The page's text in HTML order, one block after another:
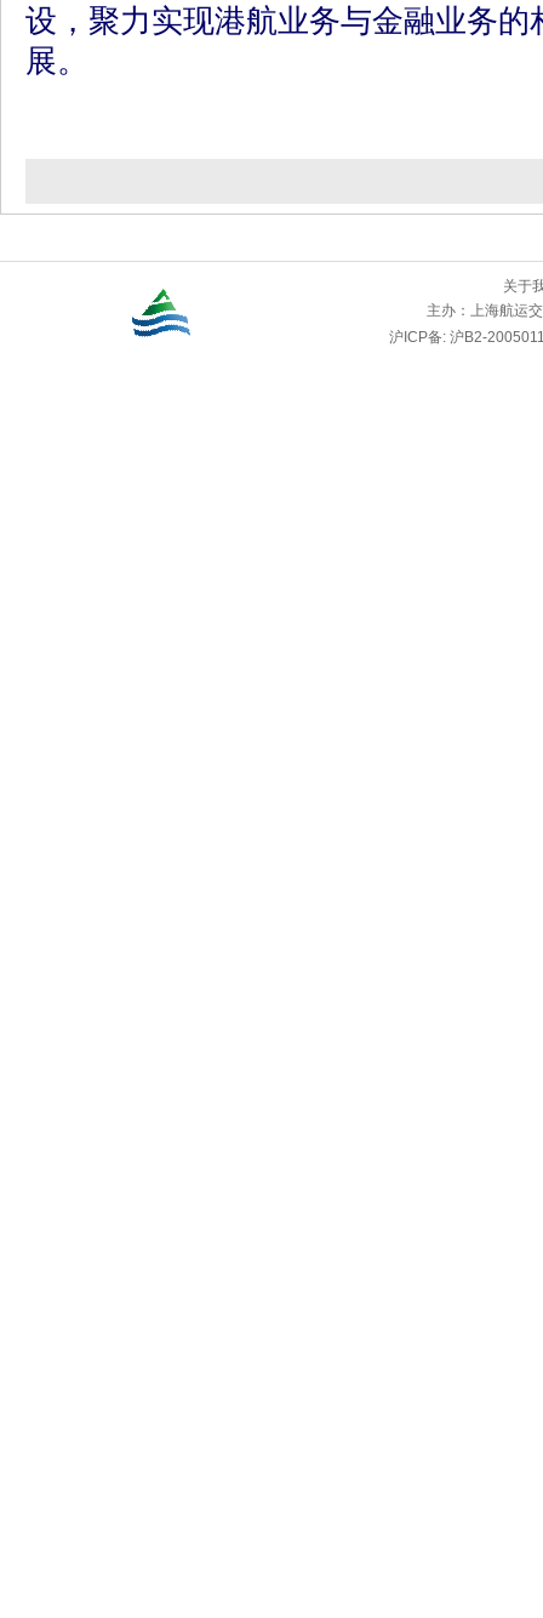
设，聚力实现港航业务与金融业务的
展。
关于
主办： 上海航运
沪ICP备: 沪B2-